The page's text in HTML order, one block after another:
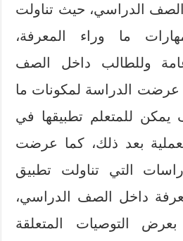
الصف الدراسي، حيث تناولت
ما وراء المعرفة،
عامة وللطالب داخل الصف
عرضت الدراسة لمكونات ما
يمكن للمتعلم تطبيقها في
بعد ذلك، كما عرضت
التي تناولت تطبيق
داخل الصف الدراسي،
التوصيات المتعلقة